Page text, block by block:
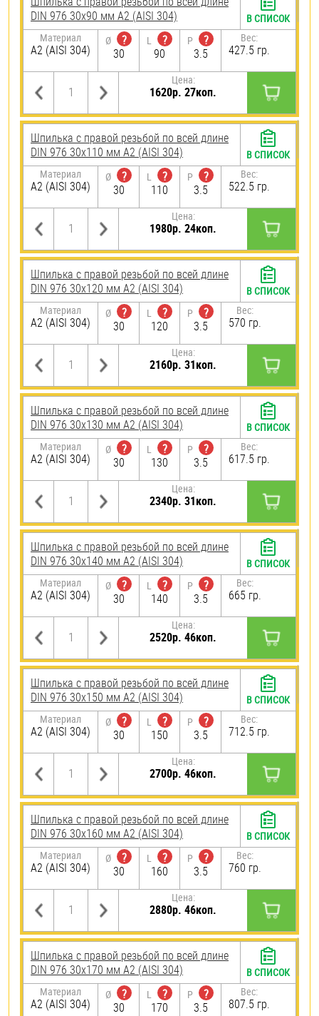
DIN 976 30х90 мм А2 (AISI 304)
Материал
А2 (AISI 304)
Ø
?
30
L
?
90
P
?
3.5
Вес:
427.5 гр.
Цена:
1620р. 27коп.
В СПИСОК
Шпилька с правой резьбой по всей длине
DIN 976 30х110 мм А2 (AISI 304)
Материал
А2 (AISI 304)
Ø
?
30
L
?
110
P
?
3.5
Вес:
522.5 гр.
Цена:
1980р. 24коп.
В СПИСОК
Шпилька с правой резьбой по всей длине
DIN 976 30х120 мм А2 (AISI 304)
Материал
А2 (AISI 304)
Ø
?
30
L
?
120
P
?
3.5
Вес:
570 гр.
Цена:
2160р. 31коп.
В СПИСОК
Шпилька с правой резьбой по всей длине
DIN 976 30х130 мм А2 (AISI 304)
Материал
А2 (AISI 304)
Ø
?
30
L
?
130
P
?
3.5
Вес:
617.5 гр.
Цена:
2340р. 31коп.
В СПИСОК
Шпилька с правой резьбой по всей длине
DIN 976 30х140 мм А2 (AISI 304)
Материал
А2 (AISI 304)
Ø
?
30
L
?
140
P
?
3.5
Вес:
665 гр.
Цена:
2520р. 46коп.
В СПИСОК
Шпилька с правой резьбой по всей длине
DIN 976 30х150 мм А2 (AISI 304)
Материал
А2 (AISI 304)
Ø
?
30
L
?
150
P
?
3.5
Вес:
712.5 гр.
Цена:
2700р. 46коп.
В СПИСОК
Шпилька с правой резьбой по всей длине
DIN 976 30х160 мм А2 (AISI 304)
Материал
А2 (AISI 304)
Ø
?
30
L
?
160
P
?
3.5
Вес:
760 гр.
Цена:
2880р. 46коп.
В СПИСОК
Шпилька с правой резьбой по всей длине
DIN 976 30х170 мм А2 (AISI 304)
Материал
А2 (AISI 304)
Ø
?
30
L
?
170
P
?
3.5
Вес:
807.5 гр.
В СПИСОК